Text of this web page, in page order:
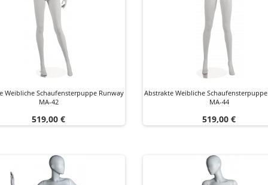
Weibliche Schaufensterpuppe Runway
MA-42
Preis
519,00 €
Abstrakte Weibliche
MA-44
Preis
519,00 €